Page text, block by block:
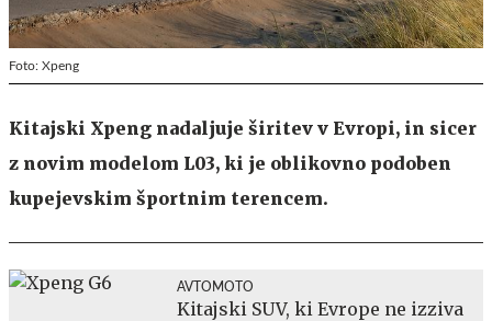
Foto: Xpeng
Kitajski Xpeng nadaljuje širitev v Evropi, in sicer
z novim modelom L03, ki je oblikovno podoben
kupejevskim športnim terencem.
AVTOMOTO
Kitajski SUV, ki Evrope ne izziva